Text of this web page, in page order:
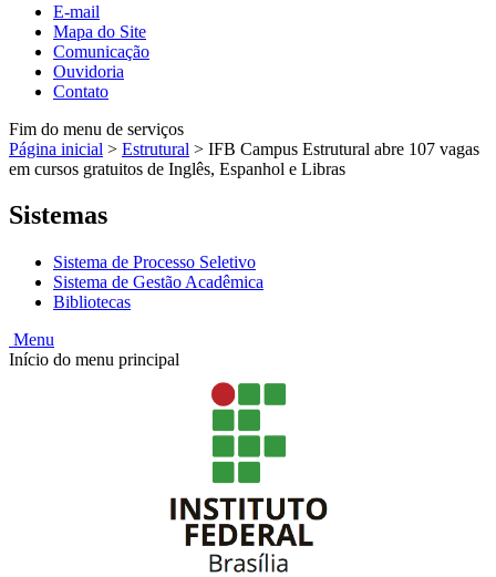
E-mail
Mapa do Site
Comunicação
Ouvidoria
Contato
Fim do menu de serviços
Página inicial > Estrutural > IFB Campus Estrutural abre 107 vagas
em cursos gratuitos de Inglês, Espanhol e Libras
Sistemas
Sistema de Processo Seletivo
Sistema de Gestão Acadêmica
Bibliotecas
Menu
Início do menu principal